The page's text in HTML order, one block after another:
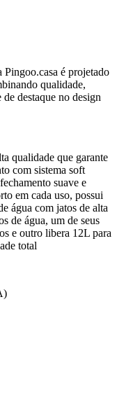
é projetado
qualidade,
destaque no design
qualidade que garante
com sistema soft
suave e
em cada uso, possui
água com jatos de alta
de água, um de seus
e outro libera 12L para
total